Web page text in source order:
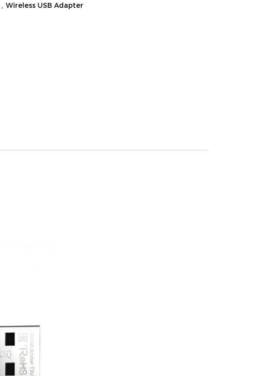
Wireless USB Adapter